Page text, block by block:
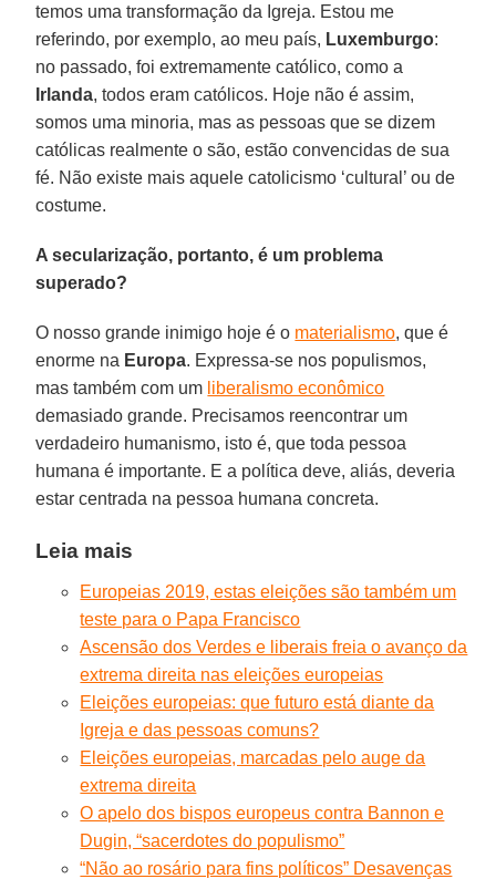
temos uma transformação da Igreja. Estou me
referindo, por exemplo, ao meu país, Luxemburgo:
no passado, foi extremamente católico, como a
Irlanda, todos eram católicos. Hoje não é assim,
somos uma minoria, mas as pessoas que se dizem
católicas realmente o são, estão convencidas de sua
fé. Não existe mais aquele catolicismo ‘cultural’ ou de
costume.
A secularização, portanto, é um problema
superado?
O nosso grande inimigo hoje é o materialismo, que é
enorme na Europa. Expressa-se nos populismos,
mas também com um liberalismo econômico
demasiado grande. Precisamos reencontrar um
verdadeiro humanismo, isto é, que toda pessoa
humana é importante. E a política deve, aliás, deveria
estar centrada na pessoa humana concreta.
Leia mais
Europeias 2019, estas eleições são também um
teste para o Papa Francisco
Ascensão dos Verdes e liberais freia o avanço da
extrema direita nas eleições europeias
Eleições europeias: que futuro está diante da
Igreja e das pessoas comuns?
Eleições europeias, marcadas pelo auge da
extrema direita
O apelo dos bispos europeus contra Bannon e
Dugin, “sacerdotes do populismo”
“Não ao rosário para fins políticos” Desavenças